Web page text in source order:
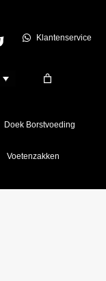
Klantenservice
Doek Borstvoeding
Voetenzakken